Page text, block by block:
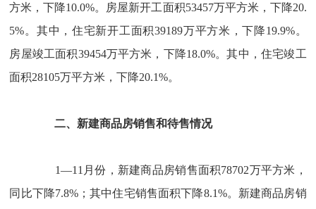
方米，下降10.0%。房屋新开工面积53457万平方米，下降20.
5%。其中，住宅新开工面积39189万平方米，下降19.9%。
房屋竣工面积39454万平方米，下降18.0%。其中，住宅竣工
面积28105万平方米，下降20.1%。
二、新建商品房销售和待售情况
1—11 月份，新建商品房销售面积78702万平方米，
同比下降7.8% ；其中住宅销售面积下降8.1%。新建商品房销